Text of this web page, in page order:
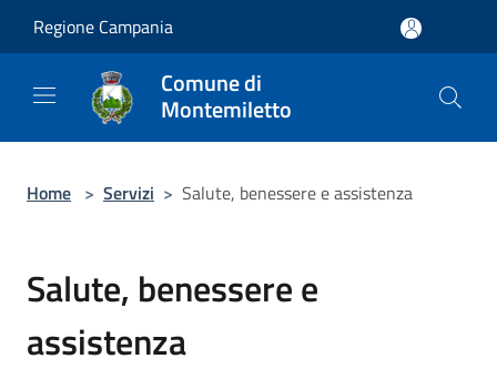
Regione Campania
Comune di
Montemiletto
Home > Servizi > Salute, benessere e assistenza
Salute, benessere e
assistenza